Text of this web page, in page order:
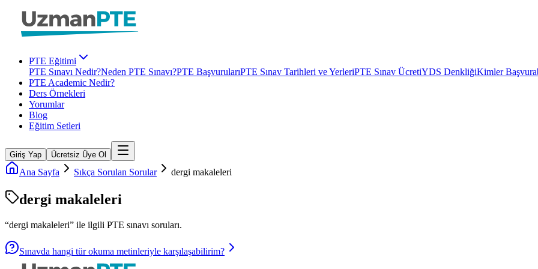
PTE Eğitimi
PTE Sınavı Nedir?Neden PTE Sınavı?PTE BaşvurularıPTE Sınav Tarihleri ve YerleriPTE Sınav ÜcretiYDS DenkliğiKimler
PTE Academic Nedir?
Ders Örnekleri
Yorumlar
Blog
Eğitim Setleri
Giriş Yap Ücretsiz Üye Ol
Ana Sayfa Sıkça Sorulan Sorular dergi makaleleri
dergi makaleleri
“dergi makaleleri” ile ilgili PTE sınavı soruları.
Sınavda hangi tür okuma metinleriyle karşılaşabilirim?